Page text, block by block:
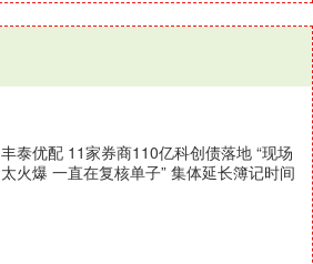
丰泰优配 11家券商110亿科创债落地 “现场
太火爆 一直在复核单子” 集体延长簿记时间